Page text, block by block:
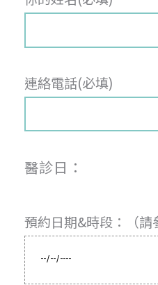
連絡電話(必填)
醫診日：
預約日期&時段：（請